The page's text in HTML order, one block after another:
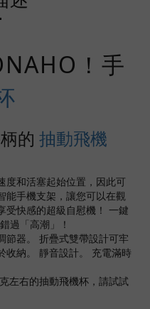
！手
的 抽動飛機
度和活塞起始位置，因此可
能手機支架，讓您可以在觀
受快感的超級自慰機！ 一鍵
過「高潮」！
節器。 折疊式雙帶設計可牢
收納。 靜音設計。 充電滿時
左右的抽動飛機杯，請試試